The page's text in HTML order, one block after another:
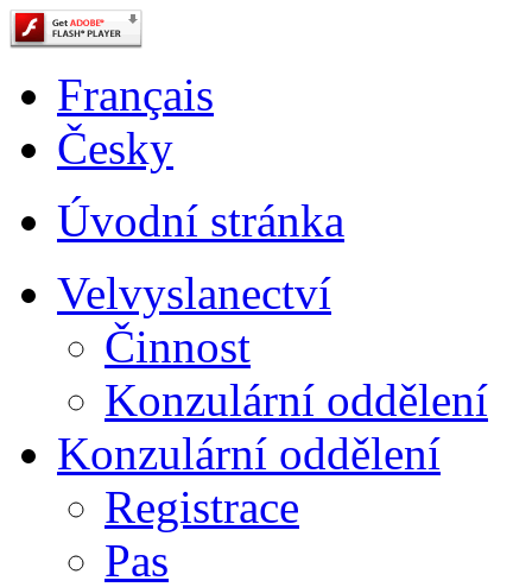
Français
Česky
Úvodní stránka
Velvyslanectví
Činnost
Konzulární oddělení
Konzulární oddělení
Registrace
Pas